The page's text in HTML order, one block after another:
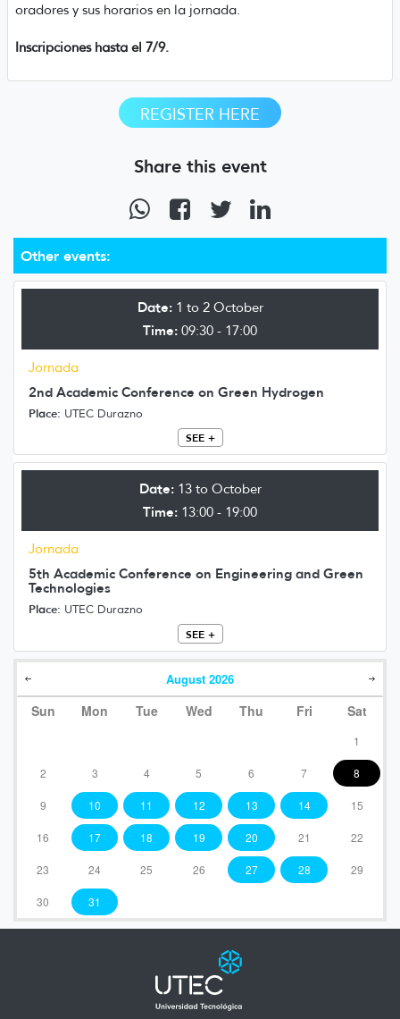
Other events:
Date:1 to 2 October
Time: 09:30 - 17:00
Jornada
2nd Academic Conference on Green Hydrogen
Place: UTEC Durazno
SEE +
Date:13 to October
Time: 13:00 - 19:00
Jornada
5th Academic Conference on Engineering and Green
Technologies
Place: UTEC Durazno
SEE +
August 2026
Sun Mon Tue Wed Thu Fri Sat
1
2 3 4 5 6 7 8
9 10 11 12 13 14 15
16 17 18 19 20 21 22
23 24 25 26 27 28 29
30 31
oradores y sus horarios en la jornada.
Inscripciones hasta el 7/9.
REGISTER HERE
Share this event